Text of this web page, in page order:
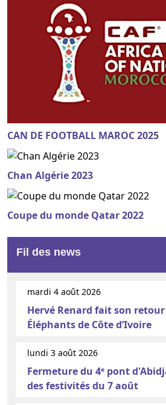
CAN DE FOOTBALL MAROC 2025
Chan Algérie 2023
Coupe du monde Qatar 2022
Fil des news
mardi 4 août 2026
Hervé Renard fait son
Éléphants de Côte d’Ivoire
lundi 3 août 2026
Fermeture du 4ᵉ pont
des festivités du 7 août